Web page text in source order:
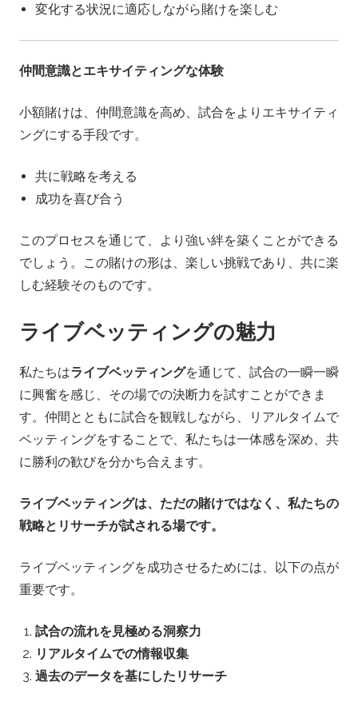
変化する状況に適応しながら賭けを楽しむ
仲間意識とエキサイティングな体験
小額賭けは、仲間意識を高め、試合をよりエキサイティ
ングにする手段です。
共に戦略を考える
成功を喜び合う
このプロセスを通じて、より強い絆を築くことができる
でしょう。この賭けの形は、楽しい挑戦であり、共に楽
しむ経験そのものです。
ライブベッティングの魅力
私たちはライブベッティングを通じて、試合の一瞬一瞬
に興奮を感じ、その場での決断力を試すことができま
す。仲間とともに試合を観戦しながら、リアルタイムで
ベッティングをすることで、私たちは一体感を深め、共
に勝利の歓びを分かち合えます。
ライブベッティングは、ただの賭けではなく、私たちの
戦略とリサーチが試される場です。
ライブベッティングを成功させるためには、以下の点が
重要です。
試合の流れを見極める洞察力
リアルタイムでの情報収集
過去のデータを基にしたリサーチ